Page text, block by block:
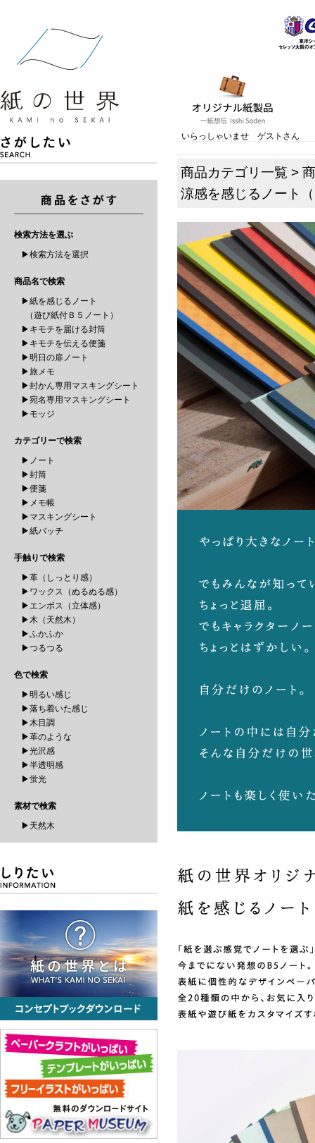
検索方法を選ぶ
▶検索方法を選択
商品名で検索
▶紙を感じるノート
（遊び紙付Ｂ５ノート）
▶キモチを届ける封筒
▶キモチを伝える便箋
▶明日の扉ノート
▶旅メモ
▶封かん専用マスキングシート
▶宛名専用マスキングシート
▶モッジ
カテゴリーで検索
▶ノート
▶封筒
▶便箋
▶メモ帳
▶マスキングシート
▶紙バッチ
手触りで検索
▶革（しっとり感）
▶ワックス（ぬるぬる感）
▶エンボス（立体感）
▶木（天然木）
▶ふかふか
▶つるつる
色で検索
▶明るい感じ
▶落ち着いた感じ
▶木目調
▶革のような
▶光沢感
▶半透明感
▶蛍光
素材で検索
▶天然木
いらっしゃいませ ゲストさん
商品カテゴリ一覧 >
涼感を感じるノート